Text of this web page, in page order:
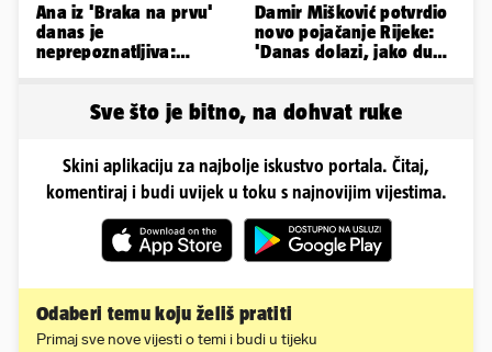
Ana iz 'Braka na prvu'
danas je
neprepoznatljiva:
Damir Mišković potvrdio
novo pojačanje Rijeke:
'Danas dolazi, jako dugo
Sve što je bitno, na dohvat ruke
Skini aplikaciju za najbolje iskustvo portala. Čitaj,
komentiraj i budi uvijek u toku s najnovijim vijestima.
Odaberi temu koju želiš pratiti
Primaj sve nove vijesti o temi i budi u tijeku